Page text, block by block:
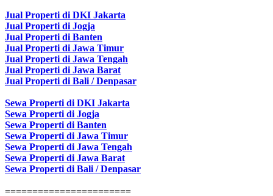
Jual Properti di DKI Jakarta
Jual Properti di Jogja
Jual Properti di Banten
Jual Properti di Jawa Timur
Jual Properti di Jawa Tengah
Jual Properti di Jawa Barat
Jual Properti di Bali / Denpasar
Sewa Properti di DKI Jakarta
Sewa Properti di Jogja
Sewa Properti di Banten
Sewa Properti di Jawa Timur
Sewa Properti di Jawa Tengah
Sewa Properti di Jawa Barat
Sewa Properti di Bali / Denpasar
=======================